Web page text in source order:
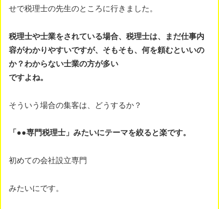
せで税理士の先生のところに行きました。
税理士や士業をされている場合、税理士は、まだ仕事内
容がわかりやすいですが、そもそも、何を頼むといいの
か？わからない士業の方が多い
ですよね。
そういう場合の集客は、どうするか？
「●●専門税理士」みたいにテーマを絞ると楽です。
初めての会社設立専門
みたいにです。